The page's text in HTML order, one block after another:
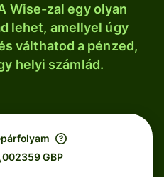
Wise-zal egy olyan
lehet, amellyel úgy
válthatod a pénzed,
helyi számlád.
GBP